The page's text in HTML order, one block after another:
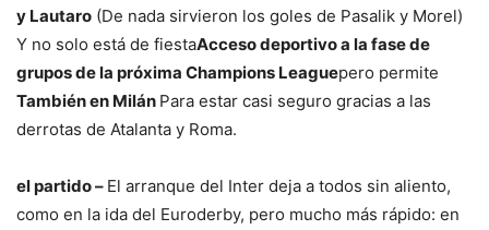
y Lautaro (De nada sirvieron los goles de Pasalik y Morel)
Y no solo está de fiestaAcceso deportivo a la fase de
grupos de la próxima Champions Leaguepero permite
También en Milán Para estar casi seguro gracias a las
derrotas de Atalanta y Roma.
el partido – El arranque del Inter deja a todos sin aliento,
como en la ida del Euroderby, pero mucho más rápido: en